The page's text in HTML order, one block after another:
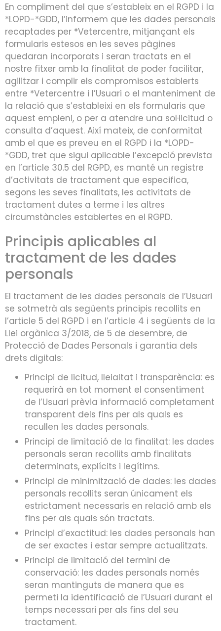
En compliment del que s’estableix en el RGPD i la
*LOPD-*GDD, l’informem que les dades personals
recaptades per *Vetercentre, mitjançant els
formularis estesos en les seves pàgines
quedaran incorporats i seran tractats en el
nostre fitxer amb la finalitat de poder facilitar,
agilitzar i complir els compromisos establerts
entre *Vetercentre i l’Usuari o el manteniment de
la relació que s’estableixi en els formularis que
aquest empleni, o per a atendre una sol·licitud o
consulta d’aquest. Així mateix, de conformitat
amb el que es preveu en el RGPD i la *LOPD-
*GDD, tret que sigui aplicable l’excepció prevista
en l’article 30.5 del RGPD, es manté un registre
d’activitats de tractament que especifica,
segons les seves finalitats, les activitats de
tractament dutes a terme i les altres
circumstàncies establertes en el RGPD.
Principis aplicables al
tractament de les dades
personals
El tractament de les dades personals de l’Usuari
se sotmetrà als següents principis recollits en
l’article 5 del RGPD i en l’article 4 i següents de la
Llei orgànica 3/2018, de 5 de desembre, de
Protecció de Dades Personals i garantia dels
drets digitals:
Principi de licitud, lleialtat i transparència: es
requerirà en tot moment el consentiment
de l’Usuari prèvia informació completament
transparent dels fins per als quals es
recullen les dades personals.
Principi de limitació de la finalitat: les dades
personals seran recollits amb finalitats
determinats, explícits i legítims.
Principi de minimització de dades: les dades
personals recollits seran únicament els
estrictament necessaris en relació amb els
fins per als quals són tractats.
Principi d’exactitud: les dades personals han
de ser exactes i estar sempre actualitzats.
Principi de limitació del termini de
conservació: les dades personals només
seran mantinguts de manera que es
permeti la identificació de l’Usuari durant el
temps necessari per als fins del seu
tractament.